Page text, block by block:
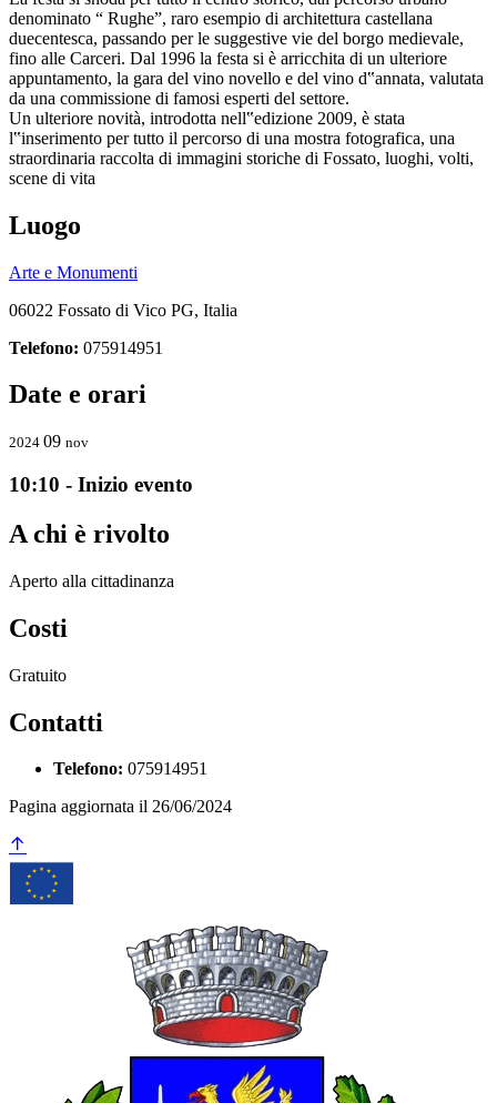
denominato “ Rughe”, raro esempio di architettura castellana
duecentesca, passando per le suggestive vie del borgo medievale,
fino alle Carceri. Dal 1996 la festa si è arricchita di un ulteriore
appuntamento, la gara del vino novello e del vino d‟annata, valutata
da una commissione di famosi esperti del settore.
Un ulteriore novità, introdotta nell‟edizione 2009, è stata
l‟inserimento per tutto il percorso di una mostra fotografica, una
straordinaria raccolta di immagini storiche di Fossato, luoghi, volti,
scene di vita
Luogo
Arte e Monumenti
06022 Fossato di Vico PG, Italia
Telefono: 075914951
Date e orari
2024 09 nov
10:10 - Inizio evento
A chi è rivolto
Aperto alla cittadinanza
Costi
Gratuito
Contatti
Telefono: 075914951
Pagina aggiornata il 26/06/2024